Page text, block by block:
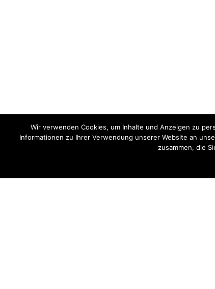
Wir verwenden Cookies, um Inhalte und Anzeigen zu
Informationen zu Ihrer Verwendung unserer Website an
zusammen, die